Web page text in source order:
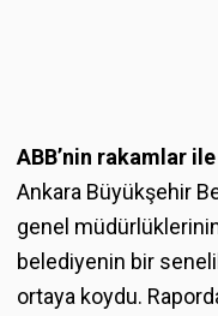
ABB’nin rakamlar
Ankara Büyükşehir
genel
belediyenin bir
ortaya koydu.